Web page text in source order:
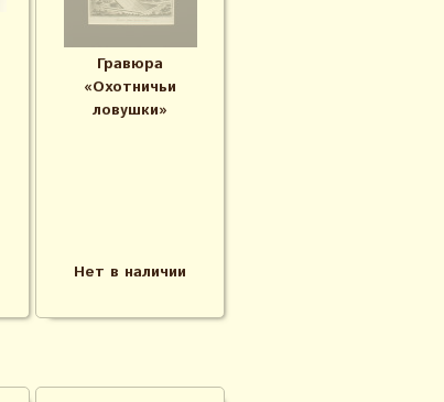
Гравюра
«Охотничьи
ловушки»
Нет в наличии